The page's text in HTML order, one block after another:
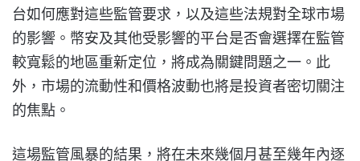
台如何應對這些監管要求，以及這些法規對全球市場
的影響。幣安及其他受影響的平台是否會選擇在監管
較寬鬆的地區重新定位，將成為關鍵問題之一。此
外，市場的流動性和價格波動也將是投資者密切關注
的焦點。
這場監管風暴的結果，將在未來幾個月甚至幾年內逐